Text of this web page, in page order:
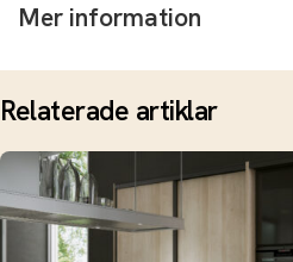
Mer information
Relaterade artiklar